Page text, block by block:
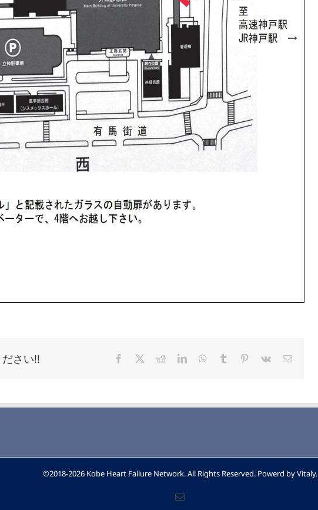
さい!! Facebook RedditLinkedInWhatsApp
Tumblr Pinterest
Vk
電
©2018-2026 Kobe Heart Failure Network. All Rights Reserved. Powerd byVitaly.
電